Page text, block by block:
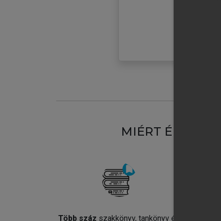
MIÉRT
Több száz szakkönyv, tankönyv és